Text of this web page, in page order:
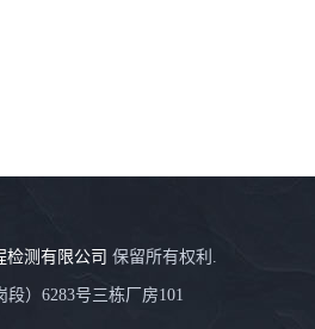
检测有限公司 保留所有权利.
）6283号三栋厂房101